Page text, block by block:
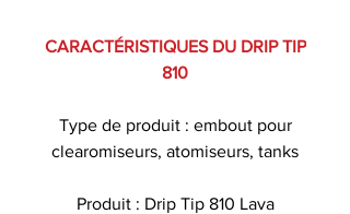
CARACTÉRISTIQUES DU DRIP TIP
810
Type de produit : embout pour
clearomiseurs, atomiseurs, tanks
Produit : Drip Tip 810 Lava